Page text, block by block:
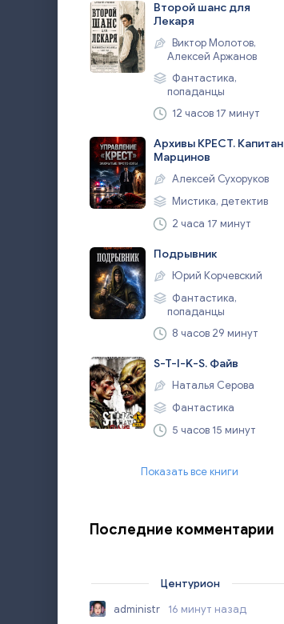
Второй шанс для
Лекаря
Виктор Молотов,
Алексей Аржанов
Фантастика,
попаданцы
12 часов 17 минут
Архивы КРЕСТ. Капитан
Марцинов
Алексей Сухоруков
Мистика, детектив
2 часа 17 минут
Подрывник
Юрий Корчевский
Фантастика,
попаданцы
8 часов 29 минут
S-T-I-K-S. Файв
Наталья Серова
Фантастика
5 часов 15 минут
Показать все книги
Последние комментарии
Центурион
administr
16 минут назад